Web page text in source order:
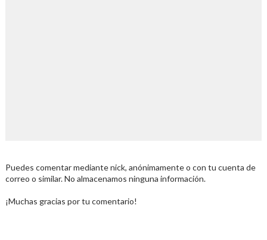
Puedes comentar mediante nick, anónimamente o con tu cuenta de
correo o similar. No almacenamos ninguna información.
¡Muchas gracias por tu comentario!